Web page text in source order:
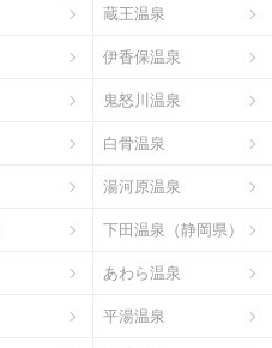
蔵王温泉
伊香保温泉
鬼怒川温泉
白骨温泉
湯河原温泉
下田温泉（静岡県）
あわら温泉
平湯温泉